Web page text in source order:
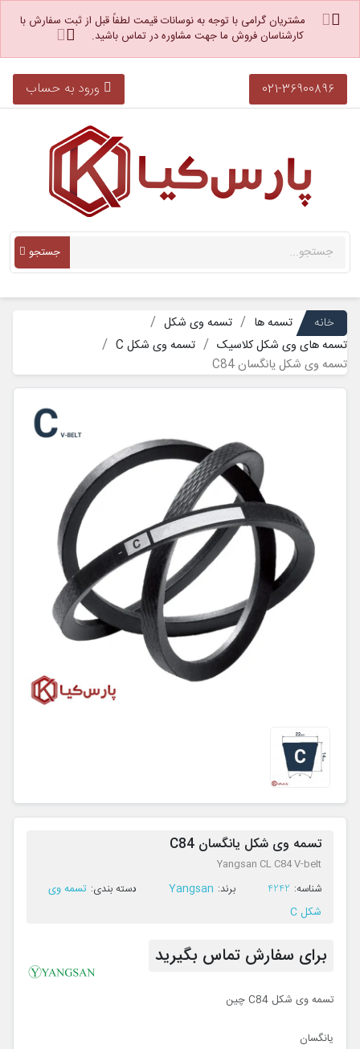
مشتریان گرامی با توجه به نوسانات قیمت لطفاً قبل از ثبت سفارش با
کارشناسان فروش ما جهت مشاوره در تماس باشید.
021-36900896 ورود به حساب
جستجو
خانه تسمه ها
تسمه وی شکل
تسمه های وی شکل کلاسیک
تسمه وی شکل C
تسمه وی شکل یانگسان C84
تسمه وی شکل یانگسان C84
Yangsan CL C84 V-belt
ﺷﻨﺎﺳﻪ: 4242 ﺑﺮﻧﺪ: Yangsan ﺩﺳﺘﻪ ﺑﻨﺪی: تسمه وی
شکل C
برای سفارش تماس بگیرید
تسمه وی شکل C84 چین
یانگسان